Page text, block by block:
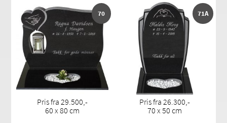
70
Pris fra 29.500,-
60 x 80 cm
71A
Pris fra 26.300,-
70 x 50 cm